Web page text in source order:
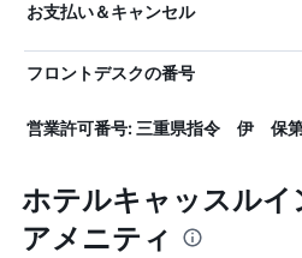
お支払い＆キャンセル
フロントデスクの番号
営業許可番号: 三重県指令 伊
ホテルキャッスルイ
アメニティ